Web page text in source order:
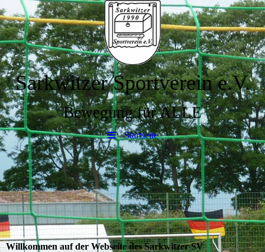
Sarkwitzer Sportverein e.V.
Bewegung für ALLE
Startseite
Willkommen auf der Webseite des Sarkwitzer SV